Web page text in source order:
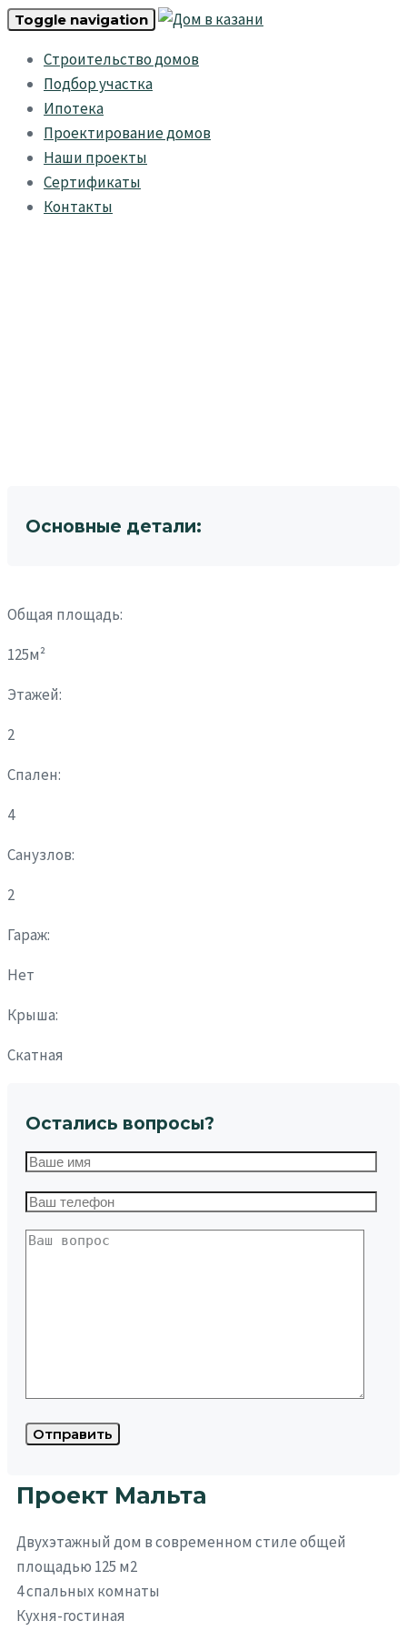
Skip
Skip
primary
navigation
Skip
content
Toggle navigation
Строительство домов
Подбор участка
Ипотека
Проектирование домов
Наши проекты
Сертификаты
Контакты
Основные детали:
Общая площадь:
125м²
Этажей:
2
Спален:
4
Санузлов:
2
Гараж:
Нет
Крыша:
Скатная
Остались вопросы?
Проект Мальта
Двухэтажный дом в современном стиле общей
площадью 125 м2
4 спальных комнаты
Кухня-гостиная